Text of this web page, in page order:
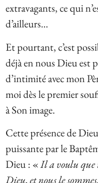
extravagants, ce qui
d’ailleurs…
Et pourtant, c’est
déjà en nous Dieu est
d’intimité avec mon
moi dès le premier
à Son image.
Cette présence de
puissante par le
Dieu : «Il a voulu que
Dieu, et nous le